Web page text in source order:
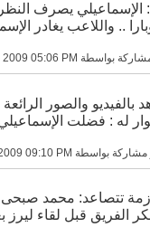
الإسماعيلي يصرف
.. واللاعب يغادر
بواسطة 2009 05:06 PM
بالفيديو والصور
له : فضلت
مشاركة بواسطة 09:10 PM
تتصاعد: محمد
الفريق قبل لقاء ليرز